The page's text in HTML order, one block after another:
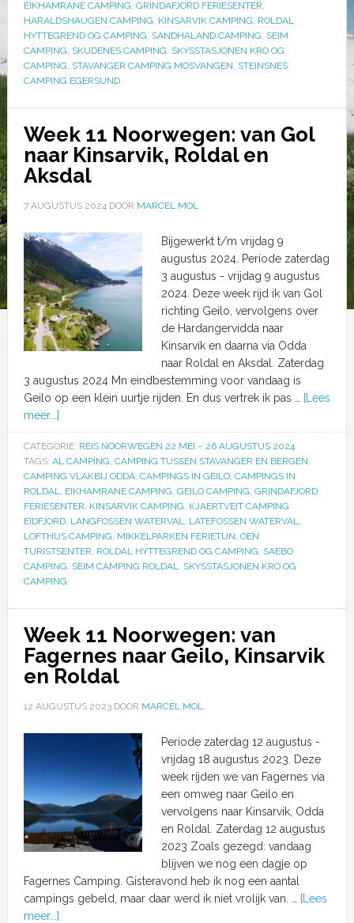
EIKHAMRANE CAMPING, GRINDAFJORD FERIESENTER,
HARALDSHAUGEN CAMPING, KINSARVIK CAMPING, ROLDAL
HYTTEGREND OG CAMPING, SANDHALAND CAMPING, SEIM
CAMPING, SKUDENES CAMPING, SKYSSTASJONEN KRO OG
CAMPING, STAVANGER CAMPING MOSVANGEN, STEINSNES
CAMPING EGERSUND
Week 11 Noorwegen: van Gol
naar Kinsarvik, Roldal en
Aksdal
7 AUGUSTUS 2024DOOR MARCEL MOL
Bijgewerkt t/m vrijdag 9
augustus 2024. Periode zaterdag
3 augustus - vrijdag 9 augustus
2024. Deze week rijd ik van Gol
richting Geilo, vervolgens over
de Hardangervidda naar
Kinsarvik en daarna via Odda
naar Roldal en Aksdal. Zaterdag
3 augustus 2024 Mn eindbestemming voor vandaag is
Geilo op een klein uurtje rijden. En dus vertrek ik pas …
[Lees
meer...]
CATEGORIE: REIS NOORWEGEN 22 MEI – 26 AUGUSTUS 2024
TAGS: AL CAMPING, CAMPING TUSSEN STAVANGER EN BERGEN,
CAMPING VLAKBIJ ODDA, CAMPINGS IN GEILO, CAMPINGS IN
ROLDAL, EIKHAMRANE CAMPING, GEILO CAMPING, GRINDAFJORD
FERIESENTER, KINSARVIK CAMPING, KJAERTVEIT CAMPING
EIDFJORD, LANGFOSSEN WATERVAL, LATEFOSSEN WATERVAL,
LOFTHUS CAMPING, MIKKELPARKEN FERIETUN, OEN
TURISTSENTER, ROLDAL HYTTEGREND OG CAMPING, SAEBO
CAMPING, SEIM CAMPING ROLDAL, SKYSSTASJONEN KRO OG
CAMPING
Week 11 Noorwegen: van
Fagernes naar Geilo, Kinsarvik
en Roldal
12 AUGUSTUS 2023DOOR MARCEL MOL
Periode zaterdag 12 augustus -
vrijdag 18 augustus 2023. Deze
week rijden we van Fagernes via
een omweg naar Geilo en
vervolgens naar Kinsarvik, Odda
en Roldal. Zaterdag 12 augustus
2023 Zoals gezegd: vandaag
blijven we nog een dagje op
Fagernes Camping. Gisteravond heb ik nog een aantal
campings gebeld, maar daar werd ik niet vrolijk van. …
[Lees
meer...]